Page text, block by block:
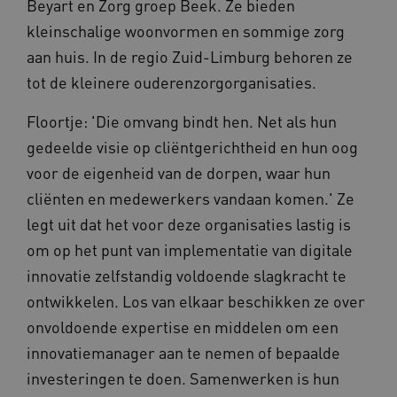
Beyart en Zorg groep Beek. Ze bieden
kleinschalige woonvormen en sommige zorg
aan huis. In de regio Zuid-Limburg behoren ze
tot de kleinere ouderenzorgorganisaties.
Floortje: 'Die omvang bindt hen. Net als hun
gedeelde visie op cliëntgerichtheid en hun oog
voor de eigenheid van de dorpen, waar hun
cliënten en medewerkers vandaan komen.' Ze
legt uit dat het voor deze organisaties lastig is
om op het punt van implementatie van digitale
innovatie zelfstandig voldoende slagkracht te
ontwikkelen. Los van elkaar beschikken ze over
onvoldoende expertise en middelen om een
innovatiemanager aan te nemen of bepaalde
investeringen te doen. Samenwerken is hun